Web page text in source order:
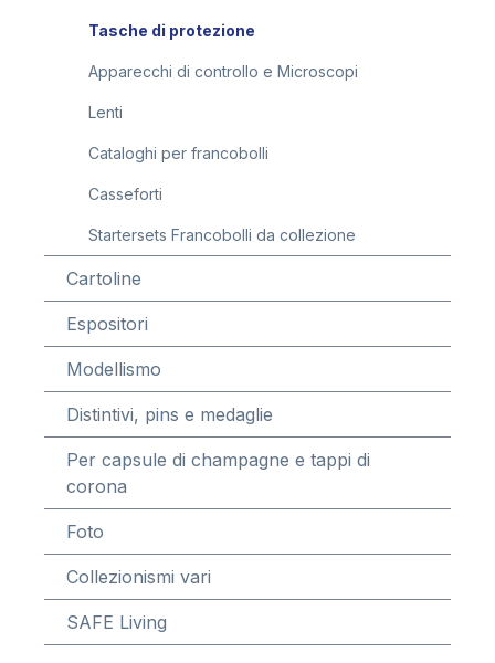
Tasche di protezione
Apparecchi di controllo e Microscopi
Lenti
Cataloghi per francobolli
Casseforti
Startersets Francobolli da collezione
Cartoline
Espositori
Modellismo
Distintivi, pins e medaglie
Per capsule di champagne e tappi di
corona
Foto
Collezionismi vari
SAFE Living